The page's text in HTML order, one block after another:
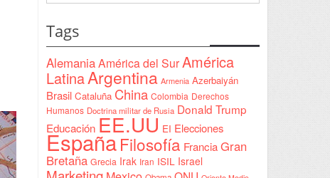
Yeda
Tags
AlemaniaAmérica del SurAmérica
LatinaArgentina Armenia Azerbaiyán
Brasil Cataluña China Colombia Derechos
Humanos Doctrina militar de Rusia Donald Trump
EducaciónEE.UU EI Elecciones
EspañaFilosofía FranciaGran
Bretaña Grecia Irak Iran ISIL Israel